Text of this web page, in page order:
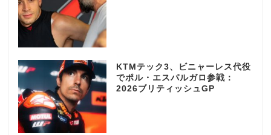
KTMテック3、ビニャーレス代役
でポル・エスパルガロ参戦：
2026ブリティッシュGP